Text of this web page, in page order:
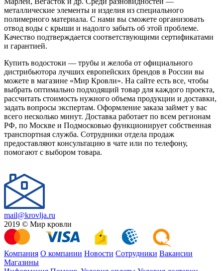
металлические элементы и изделия из специального
полимерного материала. С нами вы сможете организовать
отвод воды с крыши и надолго забыть об этой проблеме.
Качество подтверждается соответствующими сертификатами
и гарантией.
Купить водостоки — трубы и желоба от официального
дистрибьютора лучших европейских брендов в России вы
можете в магазине «Мир Кровли». На сайте есть все, чтобы
выбрать оптимально подходящий товар для каждого проекта,
рассчитать стоимость нужного объема продукции и доставки,
задать вопросы экспертам. Оформление заказа займет у вас
всего несколько минут. Доставка работает по всем регионам
РФ, по Москве и Подмосковью функционирует собственная
транспортная служба. Сотрудники отдела продаж
предоставляют консультацию в чате или по телефону,
помогают с выбором товара.
mail@krovlja.ru
2019 © Мир кровли
Компания О компании Новости Сотрудники Вакансии
Магазины